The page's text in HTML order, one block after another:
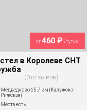
от460 ₽/сутки
в Королеве СНТ
0 отзывов
Медведково 65,7 км (Калужско-
Рижская)
Места есть